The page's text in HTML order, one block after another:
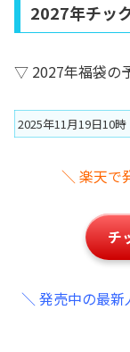
2027年チッ
▽ 2027年福袋の
2025年11月19日10時
＼ 楽天で
チ
＼ 発売中の最新